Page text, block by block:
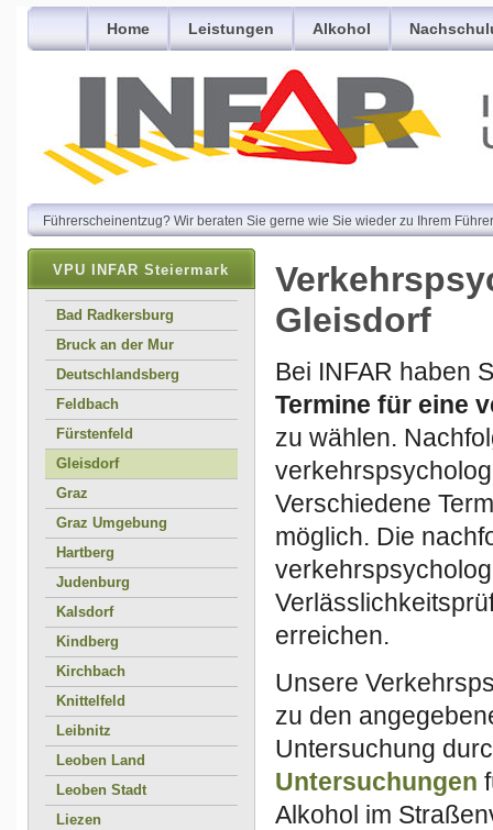
Home Leistungen Alkohol
Führerscheinentzug? Wir beraten Sie gerne wie Sie wieder zu Ihrem
VPU INFAR Steiermark
Bad Radkersburg
Bruck an der Mur
Deutschlandsberg
Feldbach
Fürstenfeld
Gleisdorf
Graz
Graz Umgebung
Hartberg
Judenburg
Kalsdorf
Kindberg
Kirchbach
Knittelfeld
Leibnitz
Leoben Land
Leoben Stadt
Liezen
Gleisdorf
Bei INFAR haben
Termine für eine
zu wählen.
Verschiedene
möglich. Die
erreichen.
Unsere
zu den
Untersuchung
Untersuchungen
Alkohol im